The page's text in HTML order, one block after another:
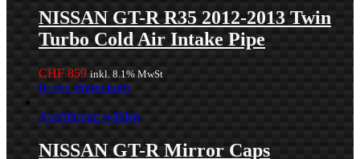
NISSAN GT-R R35 2012-2013 Twin
Turbo Cold Air Intake Pipe
CHF 859 inkl. 8.1% MwSt
In den Warenkorb
Ausführung wählen
NISSAN GT-R Mirror Caps